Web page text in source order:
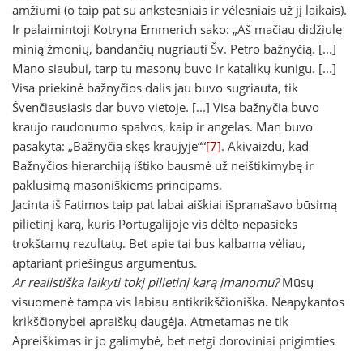
amžiumi (o taip pat su ankstesniais ir vėlesniais už jį laikais).
Ir palaimintoji Kotryna Emmerich sako: „Aš mačiau didžiulę
minią žmonių, bandančių nugriauti Šv. Petro bažnyčią. [...]
Mano siaubui, tarp tų masonų buvo ir katalikų kunigų. [...]
Visa priekinė bažnyčios dalis jau buvo sugriauta, tik
Švenčiausiasis dar buvo vietoje. [...] Visa bažnyčia buvo
kraujo raudonumo spalvos, kaip ir angelas. Man buvo
pasakyta: „Bažnyčia skęs kraujyje““[7]. Akivaizdu, kad
Bažnyčios hierarchiją ištiko bausmė už neištikimybę ir
paklusimą masoniškiems principams.
Jacinta iš Fatimos taip pat labai aiškiai išpranašavo būsimą
pilietinį karą, kuris Portugalijoje vis dėlto nepasieks
trokštamų rezultatų. Bet apie tai bus kalbama vėliau,
aptariant priešingus argumentus.
Ar realistiška laikyti tokį pilietinį karą įmanomu?Mūsų
visuomenė tampa vis labiau antikrikščioniška. Neapykantos
krikščionybei apraiškų daugėja. Atmetamas ne tik
Apreiškimas ir jo galimybė, bet netgi doroviniai prigimties